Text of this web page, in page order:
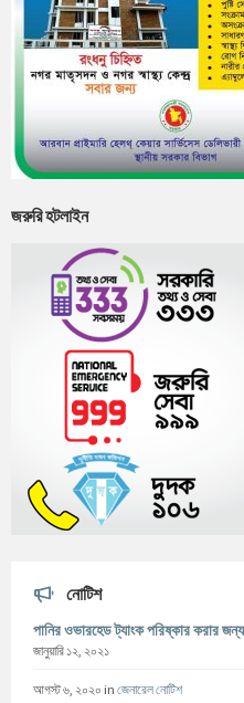
জরুরি হটলাইন
নোটিশ
পানির ওভারহেড ট্যাংক পরিষ্কার করার
জানুয়ারি ১২, ২০২১
আগস্ট ৬, ২০২০ in জেনারেল নোটিশ